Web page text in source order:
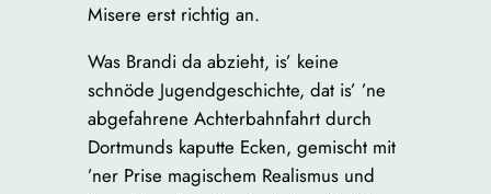
Misere erst richtig an.
Was Brandi da abzieht, is’ keine
schnöde Jugendgeschichte, dat is’ ’ne
abgefahrene Achterbahnfahrt durch
Dortmunds kaputte Ecken, gemischt mit
’ner Prise magischem Realismus und